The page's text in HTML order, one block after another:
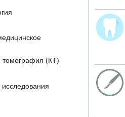
томография (КТ)